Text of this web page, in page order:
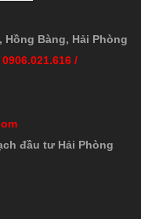
Hồng Bàng, Hải Phòng
0906.021.616 /
đầu tư Hải Phòng